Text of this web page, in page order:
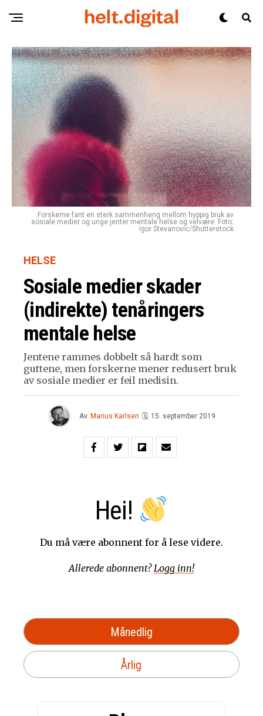
Forskerne fant en sterk sammenheng mellom hyppig bruk av
sosiale medier og unge jenter mentale helse og velvære. Foto:
Igor Stevanovic/Shutterstock
HELSE
Sosiale medier skader
(indirekte) tenåringers
mentale helse
Jentene rammes dobbelt så hardt som
guttene, men forskerne mener redusert bruk
av sosiale medier er feil medisin.
Av Marius Karlsen 🗓 15. september 2019
Hei!
Du må være abonnent for å lese videre.
Allerede abonnent? Logg inn!
Månedlig
Årlig